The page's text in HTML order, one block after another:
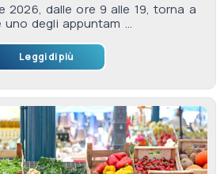
2026, dalle ore 9 alle 19, torna a
uno degli appuntam ...
Leggi di più